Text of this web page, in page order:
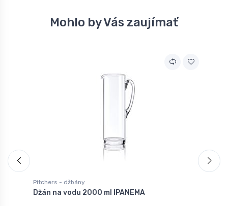
Mohlo by Vás zaujímať
Pitchers - džbány
Džán na vodu 2000 ml IPANEMA